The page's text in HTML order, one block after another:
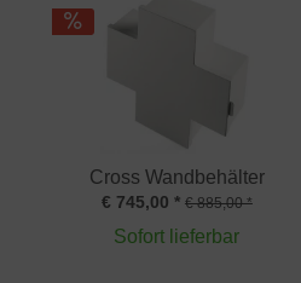
Cross Wandbehälter
€ 745,00 * € 885,00 *
Sofort lieferbar